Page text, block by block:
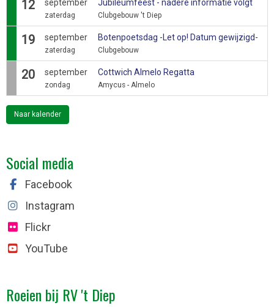
12 september
zaterdag
Jubileumfeest - nadere informatie volgt
Clubgebouw 't Diep
19 september
zaterdag
Botenpoetsdag -Let op! Datum gewijzigd-
Clubgebouw
20 september
zondag
Cottwich Almelo Regatta
Amycus - Almelo
Naar kalender
Social media
Facebook
Instagram
Flickr
YouTube
Roeien bij RV 't Diep